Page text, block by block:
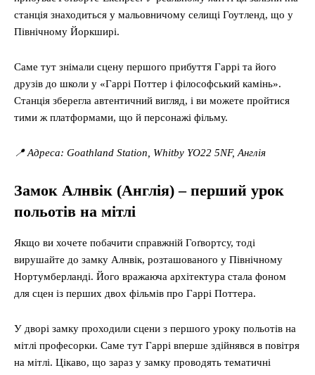
станція знаходиться у мальовничому селищі Гоутленд, що у
Північному Йоркширі.
Саме тут знімали сцену першого прибуття Гаррі та його
друзів до школи у «Гаррі Поттер і філософський камінь».
Станція зберегла автентичний вигляд, і ви можете пройтися
тими ж платформами, що й персонажі фільму.
📍 Адреса: Goathland Station, Whitby YO22 5NF, Англія
Замок Алнвік (Англія) – перший урок
польотів на мітлі
Якщо ви хочете побачити справжній Гоґвортсу, тоді
вирушайте до замку Алнвік, розташованого у Північному
Нортумберланді. Його вражаюча архітектура стала фоном
для сцен із перших двох фільмів про Гаррі Поттера.
У дворі замку проходили сцени з першого уроку польотів на
мітлі професорки. Саме тут Гаррі вперше здійнявся в повітря
на мітлі. Цікаво, що зараз у замку проводять тематичні